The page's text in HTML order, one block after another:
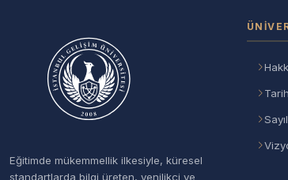
Eğitimde mükemmellik ilkesiyle, küresel
standartlarda bilgi üreten, yenilikçi ve